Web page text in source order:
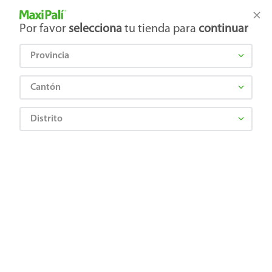
Tienda Maxi Palí
Por favor selecciona tu tienda para continuar
Provincia
Cantón
Distrito